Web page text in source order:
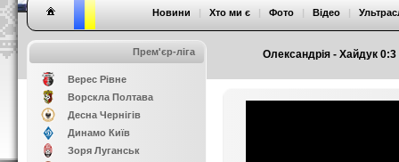
Олександрія - Хайдук
Новини | Хто ми є | Фото | Відео |
Прем'єр-ліга
Верес Рівне
Ворскла Полтава
Десна Чернігів
Динамо Київ
Зоря Луганськ